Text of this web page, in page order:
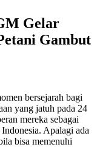
Gelar
Gambut
bersejarah bagi
yang jatuh pada 24
mereka sebagai
Apalagi ada
bisa memenuhi